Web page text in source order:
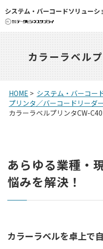
システム・バーコードソリューシ
カラーラベル
HOME > システム・バーコー
プリンタ／バーコードリーダ
カラーラベルプリンタCW-
あらゆる業種・
悩みを解決！
カラーラベルを卓上で